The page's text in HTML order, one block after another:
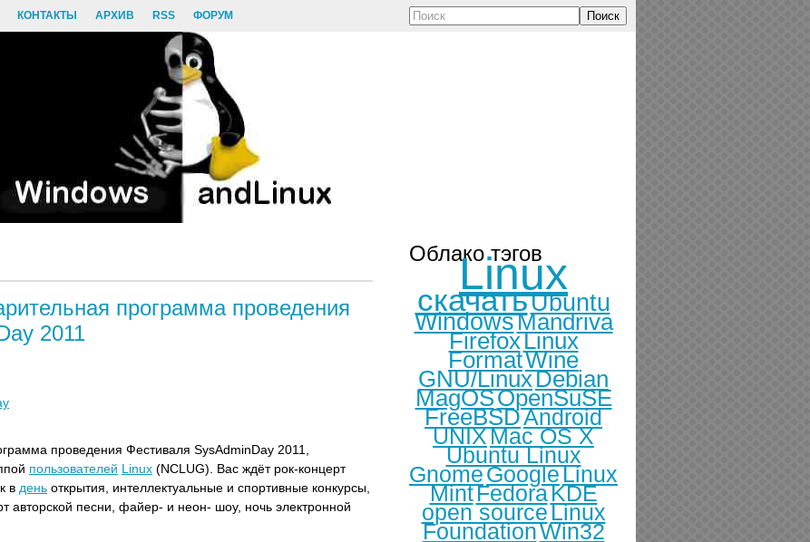
КОНТАКТЫ АРХИВ RSS ФОРУМ Поиск
программа проведения
2011
проведения Фестиваля SysAdminDay 2011,
пользователей Linux (NCLUG). Вас ждёт рок-концерт
в день открытия, интеллектуальные и спортивные конкурсы,
авторской песни, файер- и неон- шоу, ночь электронной
Облако тэгов
Linux
скачатьUbuntu
WindowsMandriva
FirefoxLinux
FormatWine
GNU/LinuxDebian
MagOSOpenSuSE
FreeBSDAndroid
UNIXMac OS X
Ubuntu Linux
GnomeGoogleLinux
MintFedoraKDE
open sourceLinux
FoundationWin32